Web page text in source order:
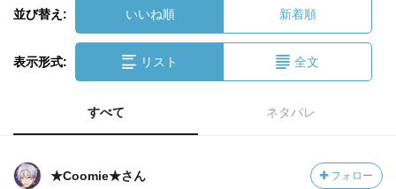
並び替え: いいね順 新着順
表示形式: リスト 全文
すべて ネタバレ
★Coomie★さん フォロー